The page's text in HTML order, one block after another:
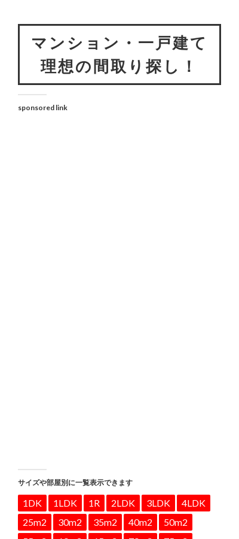
マンション・一戸建て
理想の間取り探し！
sponsored link
サイズや部屋別に一覧表示できます
1DK 1LDK 1R 2LDK 3LDK
4LDK
25m2
30m2 35m2 40m2
50m2